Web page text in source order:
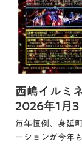
西嶋イルミ
2026年1月3
毎年恒例、身延
ーションが今年